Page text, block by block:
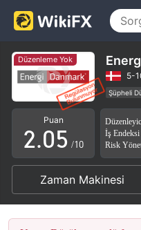
Düzenleme Yok
5-
Şüpheli
Yüksek
Puan
0
1
2
3
4
5
.0
1
2
3
1
2
3
4
5
6
7
8
/10
İş Endeksi
Zaman Makinesi